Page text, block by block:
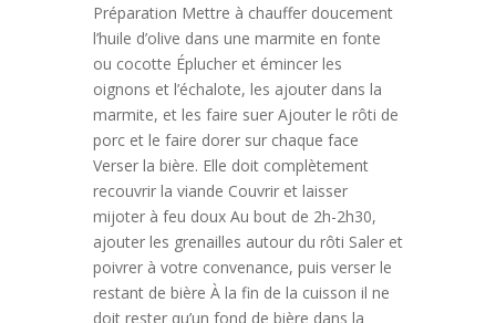
Préparation Mettre à chauffer doucement
l’huile d’olive dans une marmite en fonte
ou cocotte Éplucher et émincer les
oignons et l’échalote, les ajouter dans la
marmite, et les faire suer Ajouter le rôti de
porc et le faire dorer sur chaque face
Verser la bière. Elle doit complètement
recouvrir la viande Couvrir et laisser
mijoter à feu doux Au bout de 2h-2h30,
ajouter les grenailles autour du rôti Saler et
poivrer à votre convenance, puis verser le
restant de bière À la fin de la cuisson il ne
doit rester qu’un fond de bière dans la